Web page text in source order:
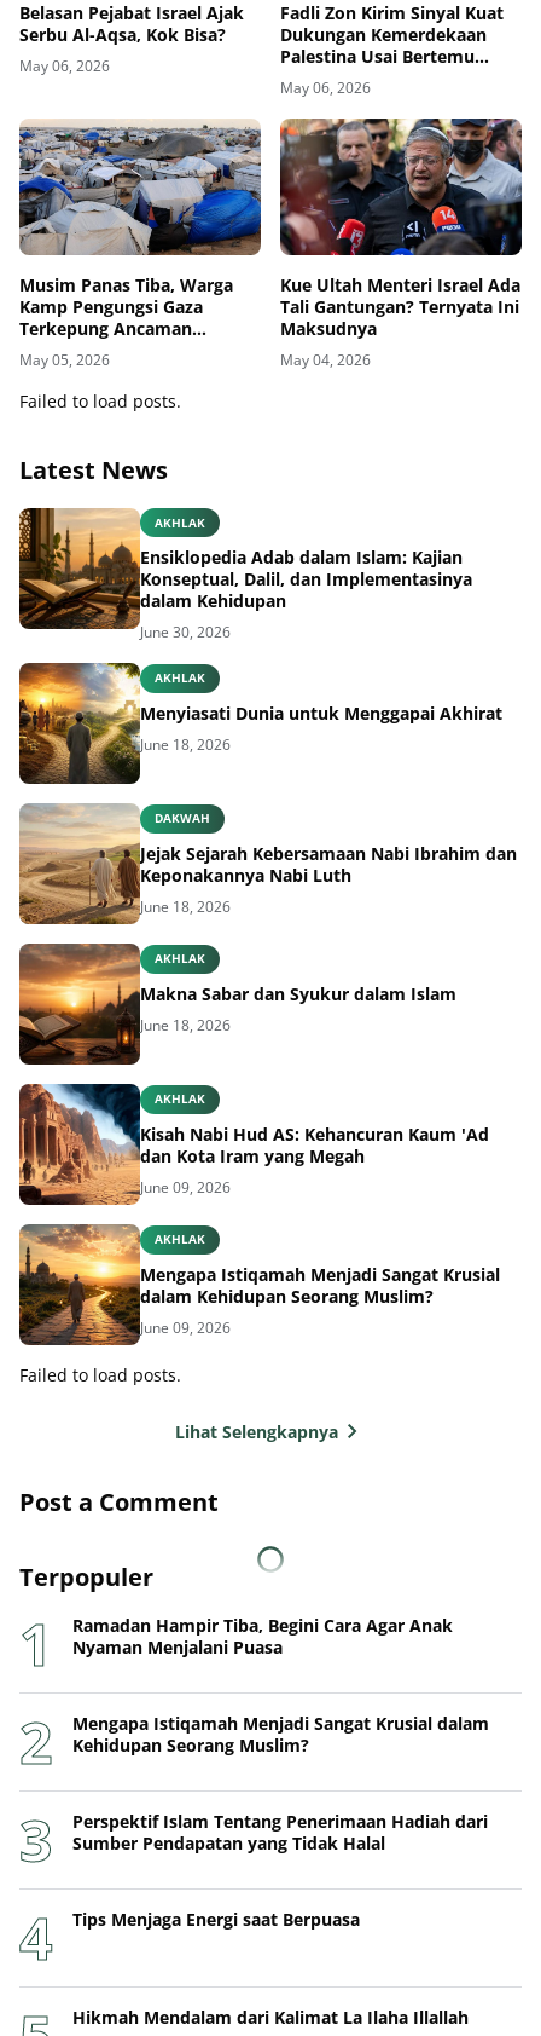
Belasan Pejabat Israel Ajak
Serbu Al-Aqsa, Kok Bisa?
May 06, 2026
Fadli Zon Kirim Sinyal Kuat
Dukungan Kemerdekaan
Palestina Usai Bertemu
Delegasi di Kemenbud
May 06, 2026
Musim Panas Tiba, Warga
Kamp Pengungsi Gaza
Terkepung Ancaman
Penyakit Kulit
May 05, 2026
Kue Ultah Menteri Israel Ada
Tali Gantungan? Ternyata Ini
Maksudnya
May 04, 2026
Failed to load posts.
Latest News
AKHLAK
Ensiklopedia Adab dalam Islam: Kajian
Konseptual, Dalil, dan Implementasinya
dalam Kehidupan
June 30, 2026
AKHLAK
Menyiasati Dunia untuk Menggapai Akhirat
June 18, 2026
DAKWAH
Jejak Sejarah Kebersamaan Nabi Ibrahim dan
Keponakannya Nabi Luth
June 18, 2026
AKHLAK
Makna Sabar dan Syukur dalam Islam
June 18, 2026
AKHLAK
Kisah Nabi Hud AS: Kehancuran Kaum 'Ad
dan Kota Iram yang Megah
June 09, 2026
AKHLAK
Mengapa Istiqamah Menjadi Sangat Krusial
dalam Kehidupan Seorang Muslim?
June 09, 2026
Failed to load posts.
Lihat Selengkapnya
Post a Comment
Terpopuler
Ramadan Hampir Tiba, Begini Cara Agar Anak
Nyaman Menjalani Puasa
Mengapa Istiqamah Menjadi Sangat Krusial dalam
Kehidupan Seorang Muslim?
Perspektif Islam Tentang Penerimaan Hadiah dari
Sumber Pendapatan yang Tidak Halal
Tips Menjaga Energi saat Berpuasa
Hikmah Mendalam dari Kalimat La Ilaha Illallah